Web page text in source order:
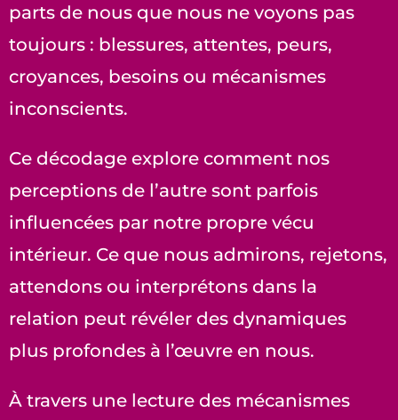
parts de nous que nous ne voyons pas
toujours : blessures, attentes, peurs,
croyances, besoins ou mécanismes
inconscients.
Ce décodage explore comment nos
perceptions de l’autre sont parfois
influencées par notre propre vécu
intérieur. Ce que nous admirons, rejetons,
attendons ou interprétons dans la
relation peut révéler des dynamiques
plus profondes à l’œuvre en nous.
À travers une lecture des mécanismes